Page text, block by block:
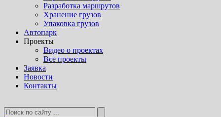
Разработка маршрутов
Хранение грузов
Упаковка грузов
Автопарк
Проекты
Видео о проектах
Все проекты
Заявка
Новости
Контакты